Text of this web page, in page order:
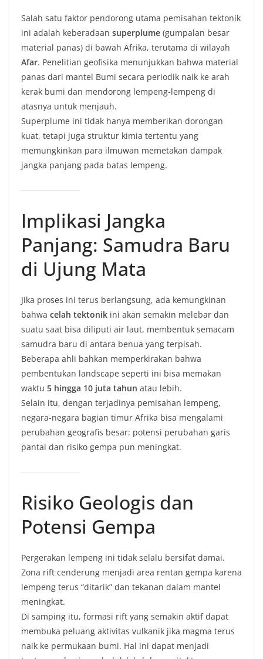
Salah satu faktor pendorong utama pemisahan tektonik
ini adalah keberadaan superplume (gumpalan besar
material panas) di bawah Afrika, terutama di wilayah
Afar. Penelitian geofisika menunjukkan bahwa material
panas dari mantel Bumi secara periodik naik ke arah
kerak bumi dan mendorong lempeng-lempeng di
atasnya untuk menjauh.
Superplume ini tidak hanya memberikan dorongan
kuat, tetapi juga struktur kimia tertentu yang
memungkinkan para ilmuwan memetakan dampak
jangka panjang pada batas lempeng.
Implikasi Jangka
Panjang: Samudra Baru
di Ujung Mata
Jika proses ini terus berlangsung, ada kemungkinan
bahwa celah tektonik ini akan semakin melebar dan
suatu saat bisa diliputi air laut, membentuk semacam
samudra baru di antara benua yang terpisah.
Beberapa ahli bahkan memperkirakan bahwa
pembentukan landscape seperti ini bisa memakan
waktu 5 hingga 10 juta tahun atau lebih.
Selain itu, dengan terjadinya pemisahan lempeng,
negara-negara bagian timur Afrika bisa mengalami
perubahan geografis besar: potensi perubahan garis
pantai dan risiko gempa pun meningkat.
Risiko Geologis dan
Potensi Gempa
Pergerakan lempeng ini tidak selalu bersifat damai.
Zona rift cenderung menjadi area rentan gempa karena
lempeng terus “ditarik” dan tekanan dalam mantel
meningkat.
Di samping itu, formasi rift yang semakin aktif dapat
membuka peluang aktivitas vulkanik jika magma terus
naik ke permukaan bumi. Hal ini dapat menjadi